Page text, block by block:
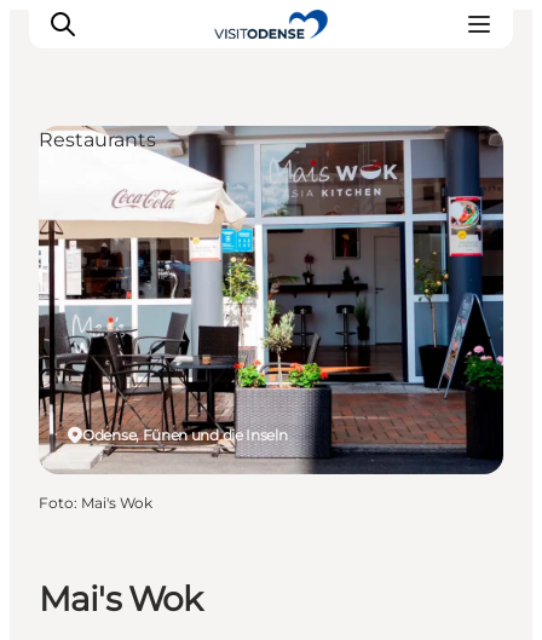
Odense erleben
Veranstaltungen
Reiseplanung
Inspiration
Mai's Wok
Odense, Fünen und die Inseln
Restaurants
Foto: Mai's Wok